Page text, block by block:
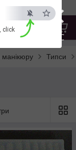
×
ESC
click
Типси